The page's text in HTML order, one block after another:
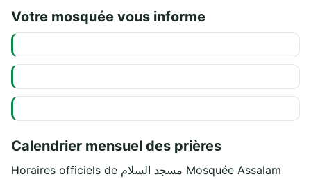
Votre mosquée vous informe
Calendrier mensuel des prières
Horaires officiels de مسجد السلام Mosquée Assalam